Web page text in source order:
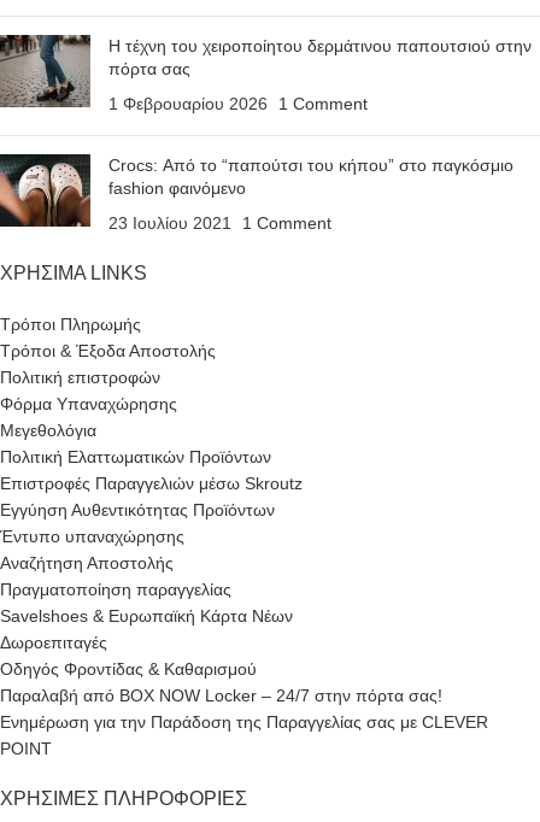
Η τέχνη του χειροποίητου δερμάτινου παπουτσιού στην
πόρτα σας
1 Φεβρουαρίου 2026
1 Comment
Crocs: Από το “παπούτσι του κήπου” στο παγκόσμιο
fashion φαινόμενο
23 Ιουλίου 2021
1 Comment
ΧΡΗΣΙΜΑ LINKS
Τρόποι Πληρωμής
Τρόποι & Έξοδα Αποστολής
Πολιτική επιστροφών
Φόρμα Υπαναχώρησης
Μεγεθολόγια
Πολιτική Ελαττωματικών Προϊόντων
Επιστροφές Παραγγελιών μέσω Skroutz
Εγγύηση Αυθεντικότητας Προϊόντων
Έντυπο υπαναχώρησης
Αναζήτηση Αποστολής
Πραγματοποίηση παραγγελίας
Savelshoes & Ευρωπαϊκή Κάρτα Νέων
Δωροεπιταγές
Οδηγός Φροντίδας & Καθαρισμού
Παραλαβή από BOX NOW Locker – 24/7 στην πόρτα σας!
Ενημέρωση για την Παράδοση της Παραγγελίας σας με CLEVER
POINT
ΧΡΉΣΙΜΕΣ ΠΛΗΡΟΦΟΡΊΕΣ